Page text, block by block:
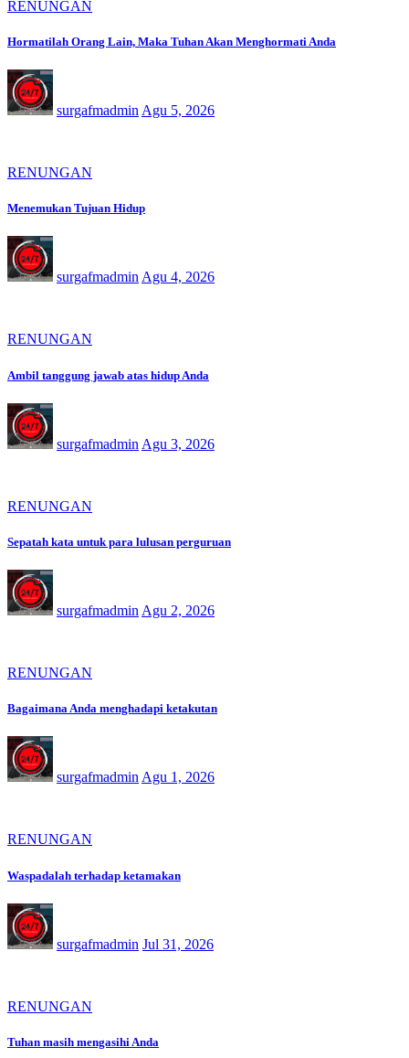
RENUNGAN
Hormatilah Orang Lain, Maka Tuhan Akan Menghormati Anda
surgafmadmin Agu 5, 2026
RENUNGAN
Menemukan Tujuan Hidup
surgafmadmin Agu 4, 2026
RENUNGAN
Ambil tanggung jawab atas hidup Anda
surgafmadmin Agu 3, 2026
RENUNGAN
Sepatah kata untuk para lulusan perguruan
surgafmadmin Agu 2, 2026
RENUNGAN
Bagaimana Anda menghadapi ketakutan
surgafmadmin Agu 1, 2026
RENUNGAN
Waspadalah terhadap ketamakan
surgafmadmin Jul 31, 2026
RENUNGAN
Tuhan masih mengasihi Anda